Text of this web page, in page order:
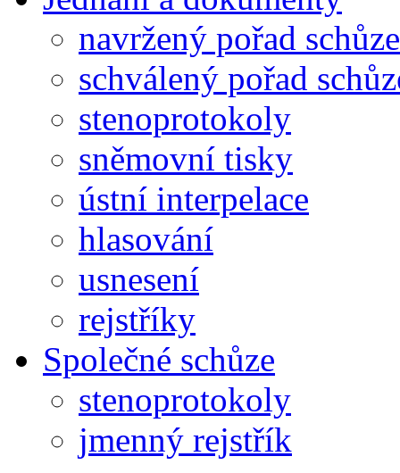
navržený pořad schůze
schválený pořad
stenoprotokoly
sněmovní tisky
ústní interpelace
hlasování
usnesení
rejstříky
Společné schůze
stenoprotokoly
jmenný rejstřík